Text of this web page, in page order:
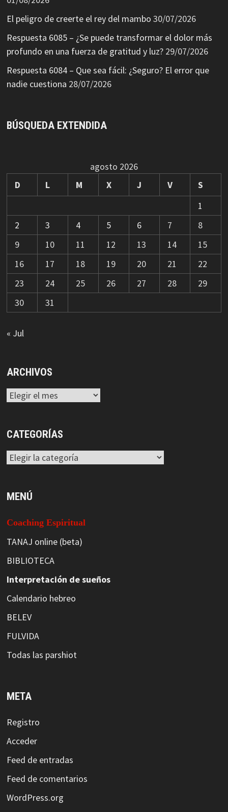
El peligro de creerte el rey del mambo 30/07/2026
Respuesta 6085 – ¿Se puede transformar el dolor más
profundo en una fuerza de gratitud y luz? 29/07/2026
Respuesta 6084 – Que sea fácil: ¿Seguro? El error que
nadie cuestiona 28/07/2026
BÚSQUEDA EXTENDIDA
agosto 2026
D
L M X J V
S
1
2
3 4 5 6 7
8
9
10 11 12 13 14
15
16
17 18 19 20 21
22
23
24 25 26 27 28
29
30
31
« Jul
ARCHIVOS
Archivos
CATEGORÍAS
Categorías
MENÚ
Coaching Espiritual
TANAJ online (beta)
BIBLIOTECA
Interpretación de sueños
Calendario hebreo
BELEV
FULVIDA
Todas las parshiot
META
Registro
Acceder
Feed de entradas
Feed de comentarios
WordPress.org